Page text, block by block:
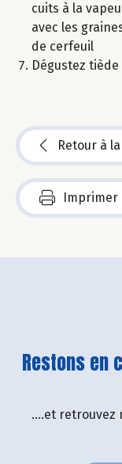
cuits à la
avec les
de cerfeuil
Dégustez
Retour à
Restons en
....et retrouvez